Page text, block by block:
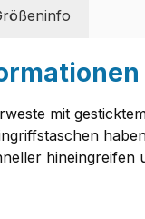
mit
hineingreifen